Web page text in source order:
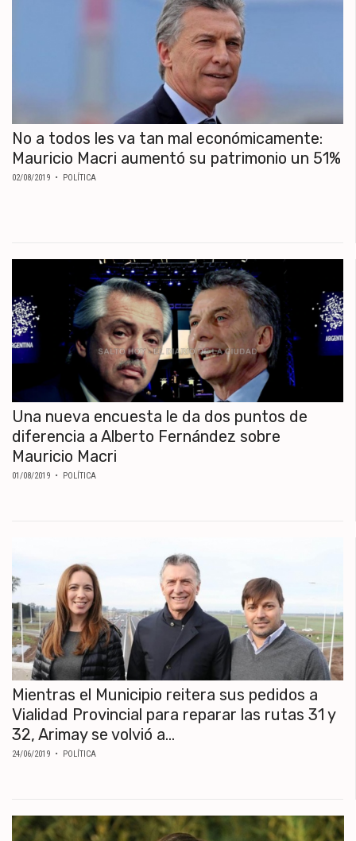
No a todos les va tan mal económicamente:
Mauricio Macri aumentó su patrimonio un 51%
02/08/2019 • POLÍTICA
Una nueva encuesta le da dos puntos de
diferencia a Alberto Fernández sobre
Mauricio Macri
01/08/2019 • POLÍTICA
Mientras el Municipio reitera sus pedidos a
Vialidad Provincial para reparar las rutas 31 y
32, Arimay se volvió a...
24/06/2019 • POLÍTICA